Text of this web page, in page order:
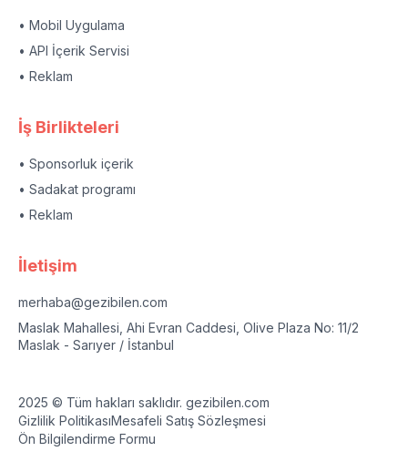
• Mobil Uygulama
• API İçerik Servisi
• Reklam
İş Birlikteleri
• Sponsorluk içerik
• Sadakat programı
• Reklam
İletişim
merhaba@gezibilen.com
Maslak Mahallesi, Ahi Evran Caddesi, Olive Plaza No: 11/2
Maslak - Sarıyer / İstanbul
2025 © Tüm hakları saklıdır. gezibilen.com
Gizlilik PolitikasıMesafeli Satış Sözleşmesi
Ön Bilgilendirme Formu